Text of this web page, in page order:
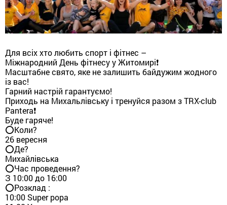
Для всіх хто любить спорт і фітнес –
Міжнародний День фітнесу у Житомирі❗️
Масштабне свято, яке не залишить байдужим жодного
із вас!
Гарний настрій гарантуємо!
Приходь на Михальлівську і тренуйся разом з TRX-club
Pantera❗️
Буде гаряче!
⭕️Коли?
26 вересня
⭕️Де?
Михайлівська
⭕️Час проведення?
З 10:00 до 16:00
⭕️Розклад :
10:00 Super popa